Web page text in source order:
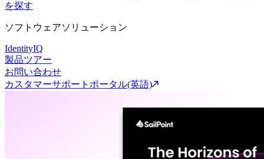
を探す
ソフトウェアソリューション
IdentityIQ
製品ツアー
お問い合わせ
カスタマーサポートポータル(英語)